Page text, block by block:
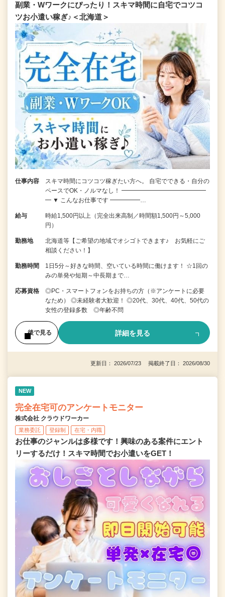
副業・Wワークにぴったり！スキマ時間に自宅でコツコ
ツお小遣い稼ぎ♪＜北海道＞
仕事内容
スキマ時間にコツコツ稼ぎたい方へ。 自宅でできる・自分の
ペースでOK・ノルマなし！ ━━━━━━━━━━━━━━
━ ▼ こんなお仕事です ━━━━━…
給与
時給1,500円以上（完全出来高制／時間額1,500円～5,000
円）
勤務地
北海道等【ご希望の地域でオシゴトできます♪ お気軽にご
相談ください！】
勤務時間
1日5分～好きな時間、空いている時間に働けます！ ☆1回の
みの単発や短期～中長期まで…
応募資格
◎PC・スマートフォンをお持ちの方（※アンケートに必要
なため） ◎未経験者大歓迎！ ◎20代、30代、40代、50代の
女性の登録多数 ◎年齢不問
後で見る 詳細を見る
更新日： 2026/07/23 掲載終了日： 2026/08/30
NEW
完全在宅可のアンケートモニター
株式会社 クラウドワーカー
業務委託 登録制 在宅・内職
お仕事のジャンルは多様です！興味のある案件にエント
リーするだけ！スキマ時間でお小遣いをGET！